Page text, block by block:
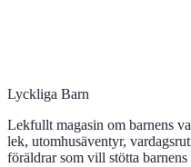
Lyckliga Barn
Lekfullt magasin om barnens
lek, utomhusäventyr,
föräldrar som vill stötta